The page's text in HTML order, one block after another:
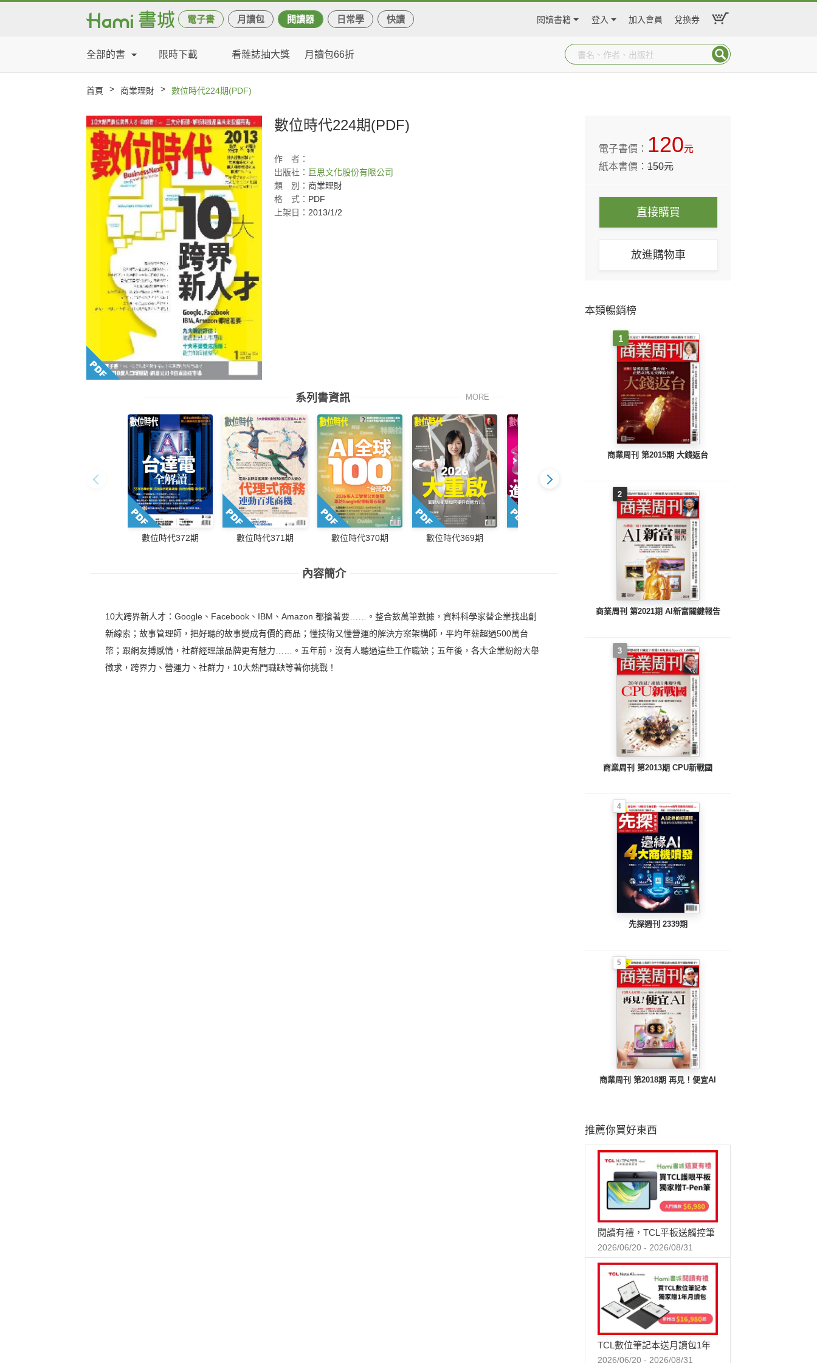
電子書 月讀包 閱讀器 日常學 快讀 閱讀書籍 登入 加入會員 兌換券
全部的書 限時下載 看雜誌抽大獎 月讀包66折
首頁 > 商業理財 > 數位時代224期(PDF)
數位時代224期(PDF)
作
者：
出版社： 巨思文化股份有限公司
類
別： 商業理財
格
式： PDF
上架日： 2013/1/2
系列書資訊 MORE
數位時代372期 數位時代371期 數位時代370期 數位時代369期 數位時代367期
內容簡介
10大跨界新人才：Google、Facebook、IBM、Amazon 都搶著要……。整合數萬筆數據，資料科學家替企業找出創
新線索；故事管理師，把好聽的故事變成有價的商品；懂技術又懂營運的解決方案架構師，平均年薪超過500萬台
幣；跟網友搏感情，社群經理讓品牌更有魅力……。五年前，沒有人聽過這些工作職缺；五年後，各大企業紛紛大舉
徵求，跨界力、營運力、社群力，10大熱門職缺等著你挑戰！
電子書價： 120元
紙本書價：150元
直接購買
放進購物車
本類暢銷榜
1
商業周刊 第2015期 大錢返台
2
商業周刊 第2021期 AI新富關鍵報告
3
商業周刊 第2013期 CPU新戰國
4
先探週刊 2339期
5
商業周刊 第2018期 再見！便宜AI
推薦你買好東西
閱讀有禮，TCL平板送觸控筆
2026/06/20 - 2026/08/31
TCL數位筆記本送月讀包1年
2026/06/20 - 2026/08/31